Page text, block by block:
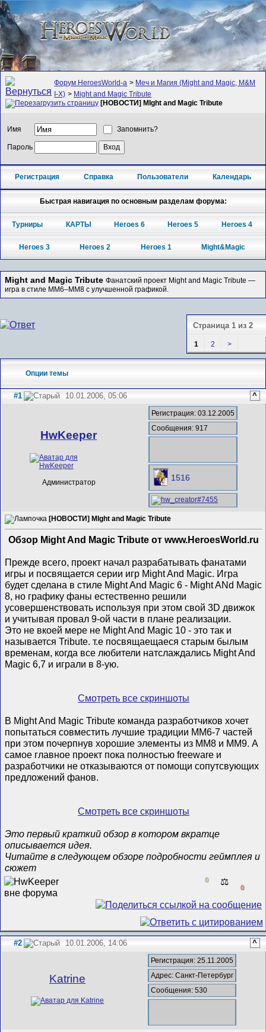
Форум HeroesWorld-а > Меч и Магия (Might and Magic, M&M
I-X) > Might and Magic Tribute
[НОВОСТИ] MIght and Magic Tribute
Имя Запомнить?
Пароль
Регистрация Справка Пользователи Календарь
Быстрая навигация по основным разделам форума:
Турниры КАРТЫ Heroes 6 Heroes 5 Heroes 4
Heroes 3 Heroes 2 Heroes 1 Might&Magic
Might and Magic Tribute Фанатский проект Might and Magic Tribute —
игра в стиле MM6–MM8 с улучшенной графикой.
Страница 1 из 2
1 2 >
Опции темы
#1 10.01.2006, 05:06 ^
HwKeeper
Администратор
Регистрация: 03.12.2005
Сообщения: 917
1516
[НОВОСТИ] MIght and Magic Tribute
Обзор Might And Magic Tribute от www.HeroesWorld.ru
Прежде всего, проект начал разрабатывать фанатами
игры и посвящается серии игр Might And Magic. Игра
будет сделана в стиле Might And Magic 6 - Might ANd Magic
8, но графику фаны естественно решили
усовершенствовать используя при этом свой 3D движок
и учитывая провал 9-ой части в плане реализации.
Это не вкоей мере не Might And Magic 10 - это так и
называется Tribute. т.е посвящаещаеся старым былым
временам, когда все любители натслаждались Might And
Magic 6,7 и играли в 8-ую.
Смотреть все скриншоты
В Might And Magic Tribute команда разработчиков хочет
попытаться совместить лучшие традиции MM6-7 частей
при этом почерпнув хорошие элементы из MM8 и MM9. А
самое главное проект пока полностью freeware и
разработчики не отказываются от помощи сопутсвующих
предложений фанов.
Смотреть все скриншоты
Это первый краткий обзор в котором вкратце
описывается идея.
Читайте в следующем обзоре подробности геймплея и
сюжет
0 ⚖️
0
#2 10.01.2006, 14:06 ^
Katrine
Регистрация: 25.11.2005
Адрес: Санкт-Петербург
Сообщения: 530